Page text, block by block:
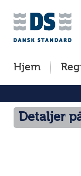
Jump
[s]Hjem
Detaljer